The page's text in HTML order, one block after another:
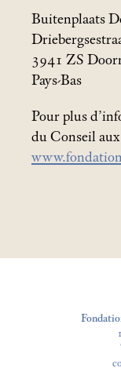
Buitenplaats
3941 ZS
Pays-Bas
Pour plus
du Conseil aux